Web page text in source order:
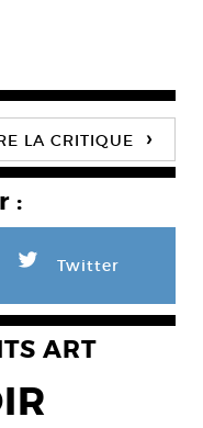
LA CRITIQUE ›
:
L Twitter
ART